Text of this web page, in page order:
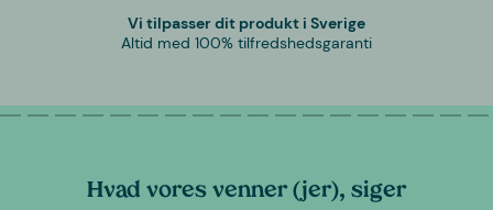
Vi tilpasser dit produkt i Sverige
Altid med 100% tilfredshedsgaranti
Hvad vores venner (jer), siger